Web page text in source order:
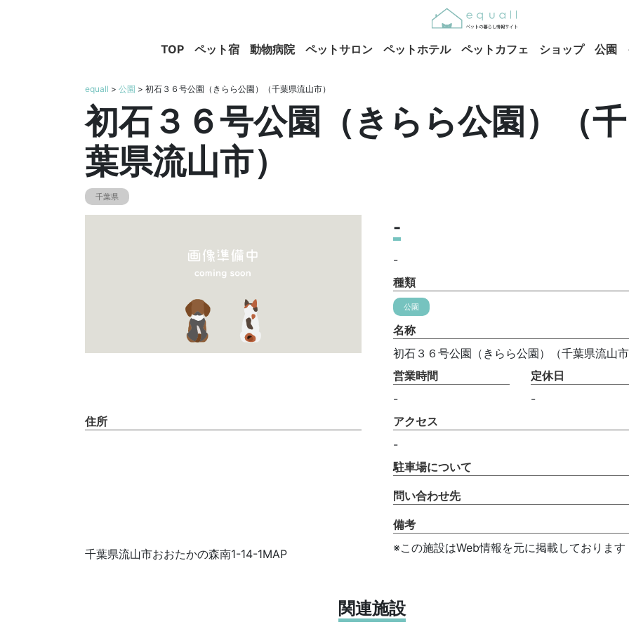
TOP ペット宿 動物病院 ペットサロン ペットホテル ペットカフェ ショップ 公園
equall > 公園 > 初石３６号公園（きらら公園）（千葉県流山市）
初石３６号公園（きらら公園）（千
葉県流山市）
千葉県
-
-
種類
公園
名称
初石３６号公園（きらら公園）（千葉県流山
営業時間
-
定休日
-
住所
千葉県流山市おおたかの森南1-14-1MAP
アクセス
-
駐車場について
問い合わせ先
備考
※この施設はWeb情報を元に掲載しております
関連施設